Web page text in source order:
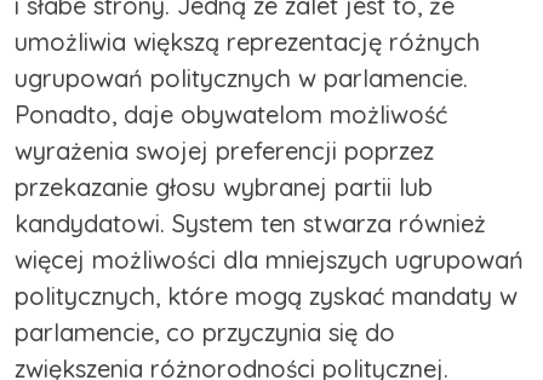
umożliwia większą reprezentację różnych
ugrupowań politycznych w parlamencie.
Ponadto, daje obywatelom możliwość
wyrażenia swojej preferencji poprzez
przekazanie głosu wybranej partii lub
kandydatowi. System ten stwarza również
więcej możliwości dla mniejszych ugrupowań
politycznych, które mogą zyskać mandaty w
parlamencie, co przyczynia się do
zwiększenia różnorodności politycznej.